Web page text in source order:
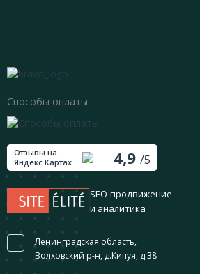
Способы оплаты:
Отзывы на
Яндекс.Картах
4,9 /5
SEO-продвижение
и аналитика
Ленинградская область,
Волховский р-н, д.Кипуя, д.38